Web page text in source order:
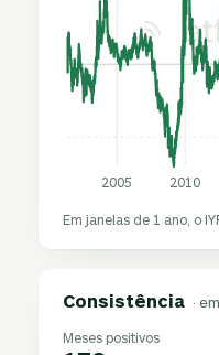
2005 2010
Em janelas de 1 ano, o
Consistência ·
Meses positivos